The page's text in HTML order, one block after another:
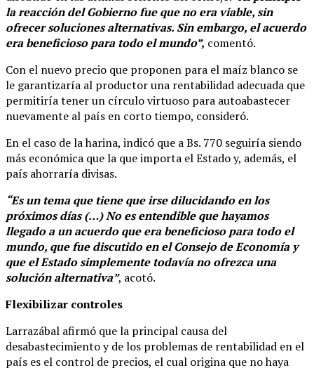
la reacción del Gobierno fue que no era viable, sin
ofrecer soluciones alternativas. Sin embargo, el acuerdo
era beneficioso para todo el mundo”, comentó.
Con el nuevo precio que proponen para el maíz blanco se
le garantizaría al productor una rentabilidad adecuada que
permitiría tener un círculo virtuoso para autoabastecer
nuevamente al país en corto tiempo, consideró.
En el caso de la harina, indicó que a Bs. 770 seguiría siendo
más económica que la que importa el Estado y, además, el
país ahorraría divisas.
“Es un tema que tiene que irse dilucidando en los
próximos días (…) No es entendible que hayamos
llegado a un acuerdo que era beneficioso para todo el
mundo, que fue discutido en el Consejo de Economía y
que el Estado simplemente todavía no ofrezca una
solución alternativa”, acotó.
Flexibilizar controles
Larrazábal afirmó que la principal causa del
desabastecimiento y de los problemas de rentabilidad en el
país es el control de precios, el cual origina que no haya